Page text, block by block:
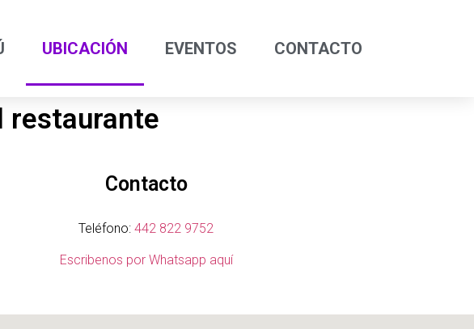
UBICACIÓN EVENTOS CONTACTO
restaurante
Contacto
Teléfono:442 822 9752
Escribenos por Whatsapp aquí